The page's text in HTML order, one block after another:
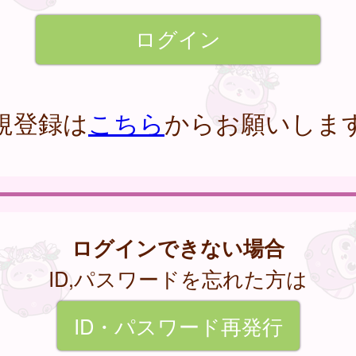
登録はこちらからお願いしま
ログインできない場合
ID,パスワードを忘れた方は
ID・パスワード再発行